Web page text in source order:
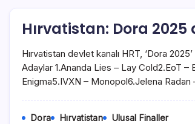
Hırvatistan: Dora 2025
Hırvatistan devlet kanalı HRT, ‘Dora
Adaylar 1.Ananda Lies – Lay Cold2.EoT
Enigma5.IVXN – Monopol6.Jelena Radan
Dora Hırvatistan Ulusal Finaller